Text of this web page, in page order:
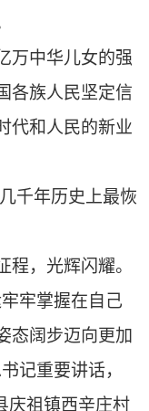
中华儿女的强
各族人民坚定信
代和人民的新业
千年历史上最恢
，光辉闪耀。
牢掌握在自己
态阔步迈向更加
记重要讲话，
庆祖镇西辛庄村